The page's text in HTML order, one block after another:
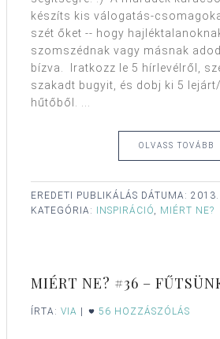
készíts kis válogatás-
szét őket -- hogy
szomszédnak vagy másnak
bízva. Iratkozz le 5 hírlevélről,
szakadt bugyit, és dobj ki 5
hűtőből. ...
OLVASS TOVÁBB
EREDETI PUBLIKÁLÁS DÁTUMA: 2013.
KATEGÓRIA: INSPIRÁCIÓ MIÉRT NE?
MIÉRT NE? #36 –
ÍRTA: VIA | 56 HOZZÁSZÓLÁS